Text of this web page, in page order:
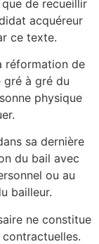
de recueillir
acquéreur
ce texte.
réformation de
gré à gré du
physique
sa dernière
du bail avec
ou au
bailleur.
ne constitue